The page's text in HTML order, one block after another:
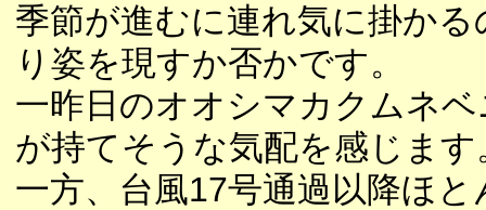
季節が進むに連れ気に掛か
り姿を現すか否かです。
一昨日のオオシマカクムネ
が持てそうな気配を感じます
一方、台風17号通過以降ほ